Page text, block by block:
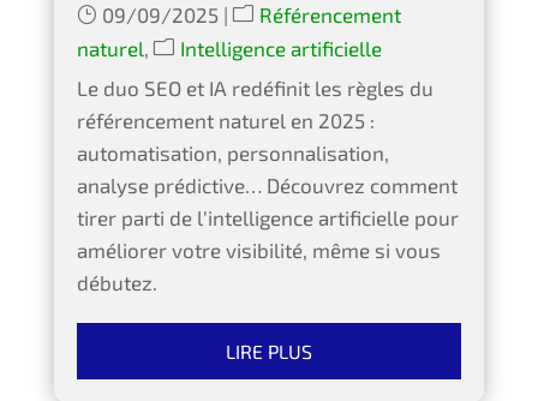
09/09/2025 |
Référencement
naturel,
Intelligence artificielle
Le duo SEO et IA redéfinit les règles du
référencement naturel en 2025 :
automatisation, personnalisation,
analyse prédictive… Découvrez comment
tirer parti de l’intelligence artificielle pour
améliorer votre visibilité, même si vous
débutez.
LIRE PLUS